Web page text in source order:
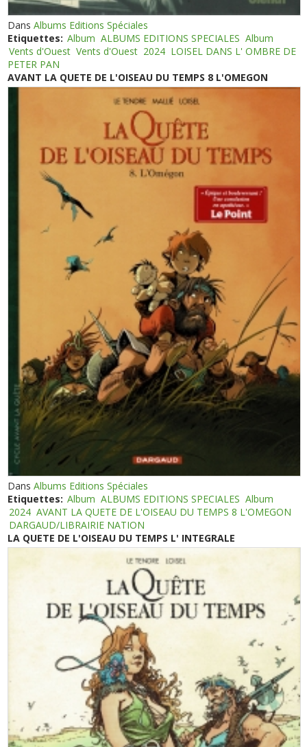
DansAlbums Editions Spéciales
Etiquettes: Album ALBUMS EDITIONS SPECIALES Album
Vents d'Ouest Vents d'Ouest 2024 LOISEL DANS L' OMBRE DE
PETER PAN
AVANT LA QUETE DE L'OISEAU DU TEMPS 8 L'OMEGON
DansAlbums Editions Spéciales
Etiquettes: Album ALBUMS EDITIONS SPECIALES Album
2024 AVANT LA QUETE DE L'OISEAU DU TEMPS 8 L'OMEGON
DARGAUD/LIBRAIRIE NATION
LA QUETE DE L'OISEAU DU TEMPS L' INTEGRALE